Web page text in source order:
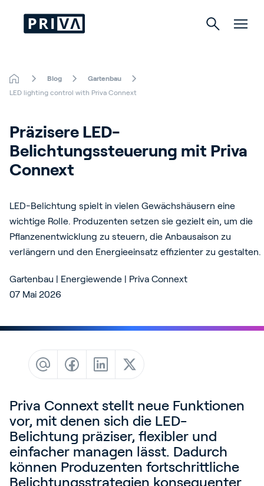
Gartenbau
Indoor Growing
Über Priva
Kontact
Blog
Partners
Academy
Anmelden
Blog
Gartenbau
LED lighting control with Priva Connext
Präzisere LED-
Belichtungssteuerung mit Priva
Connext
LED-Belichtung spielt in vielen Gewächshäusern eine
wichtige Rolle. Produzenten setzen sie gezielt ein, um die
Pflanzenentwicklung zu steuern, die Anbausaison zu
verlängern und den Energieeinsatz effizienter zu gestalten.
Gartenbau | Energiewende | Priva Connext
07 Mai 2026
Priva Connext stellt neue Funktionen
vor, mit denen sich die LED-
Belichtung präziser, flexibler und
einfacher managen lässt. Dadurch
können Produzenten fortschrittliche
Belichtungsstrategien konsequenter